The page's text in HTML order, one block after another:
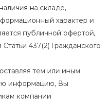
на складе,
характер и
публичной офертой,
437(2) Гражданского
тем или иным
информацию, Вы
компании